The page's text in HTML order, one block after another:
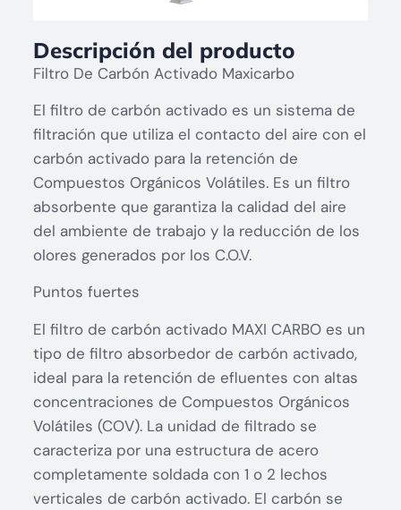
Descripción del producto
Filtro De Carbón Activado Maxicarbo
El filtro de carbón activado es un sistema de
filtración que utiliza el contacto del aire con el
carbón activado para la retención de
Compuestos Orgánicos Volátiles. Es un filtro
absorbente que garantiza la calidad del aire
del ambiente de trabajo y la reducción de los
olores generados por los C.O.V.
Puntos fuertes
El filtro de carbón activado MAXI CARBO es un
tipo de filtro absorbedor de carbón activado,
ideal para la retención de efluentes con altas
concentraciones de Compuestos Orgánicos
Volátiles (COV). La unidad de filtrado se
caracteriza por una estructura de acero
completamente soldada con 1 o 2 lechos
verticales de carbón activado. El carbón se